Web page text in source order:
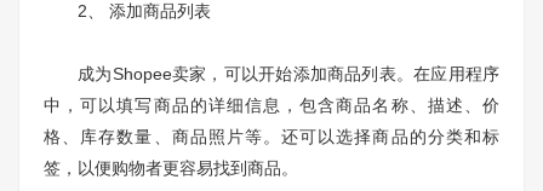
2、 添加商品列表
成为Shopee卖家，可以开始添加商品列表。在应用程序
中，可以填写商品的详细信息，包含商品名称、描述、价
格、库存数量、商品照片等。还可以选择商品的分类和标
签，以便购物者更容易找到商品。